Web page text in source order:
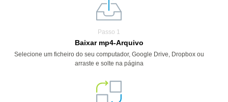
Passo 1
Baixar mp4-Arquivo
Selecione um ficheiro do seu computador, Google Drive, Dropbox ou
arraste e solte na página